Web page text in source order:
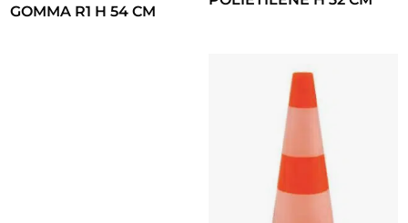
GOMMA R1 H 54 CM